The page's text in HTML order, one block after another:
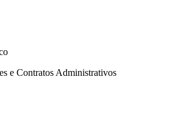
e Contratos Administrativos